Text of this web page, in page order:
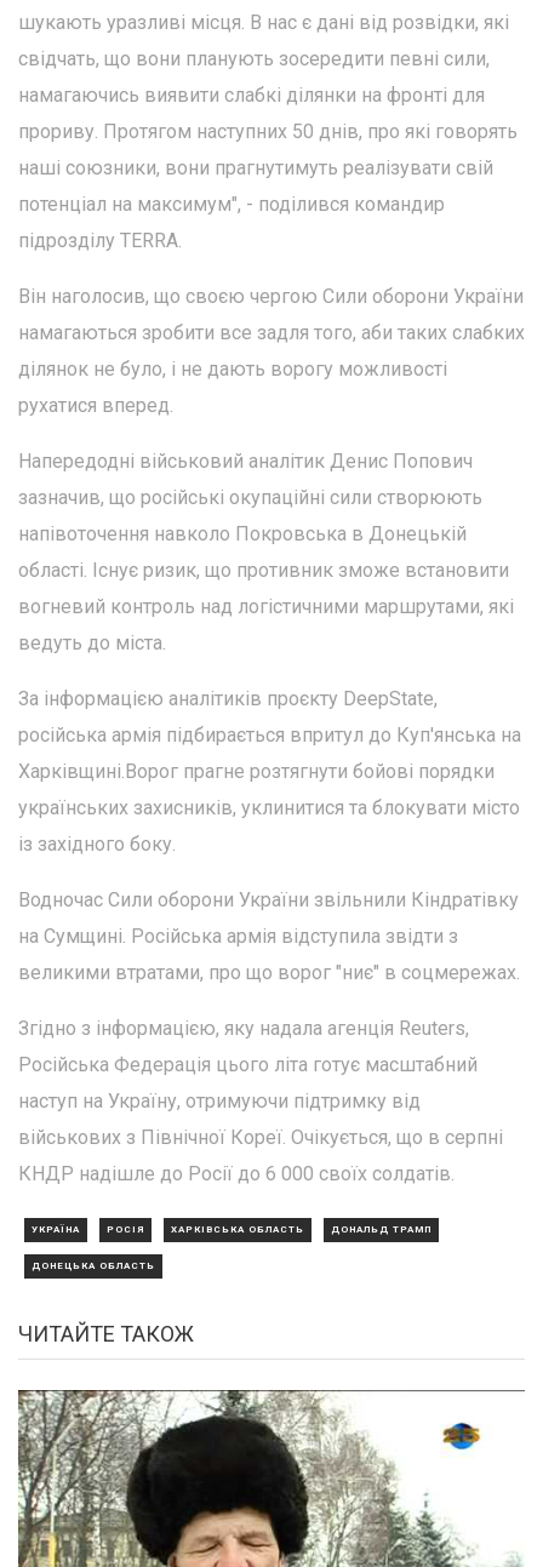
шукають уразливі місця. В нас є дані від розвідки, які
свідчать, що вони планують зосередити певні сили,
намагаючись виявити слабкі ділянки на фронті для
прориву. Протягом наступних 50 днів, про які говорять
наші союзники, вони прагнутимуть реалізувати свій
потенціал на максимум", - поділився командир
підрозділу TERRA.
Він наголосив, що своєю чергою Сили оборони України
намагаються зробити все задля того, аби таких слабких
ділянок не було, і не дають ворогу можливості
рухатися вперед.
Напередодні військовий аналітик Денис Попович
зазначив, що російські окупаційні сили створюють
напівоточення навколо Покровська в Донецькій
області. Існує ризик, що противник зможе встановити
вогневий контроль над логістичними маршрутами, які
ведуть до міста.
За інформацією аналітиків проєкту DeepState,
російська армія підбирається впритул до Куп'янська на
Харківщині.Ворог прагне розтягнути бойові порядки
українських захисників, уклинитися та блокувати місто
із західного боку.
Водночас Сили оборони України звільнили Кіндратівку
на Сумщині. Російська армія відступила звідти з
великими втратами, про що ворог "ниє" в соцмережах.
Згідно з інформацією, яку надала агенція Reuters,
Російська Федерація цього літа готує масштабний
наступ на Україну, отримуючи підтримку від
військових з Північної Кореї. Очікується, що в серпні
КНДР надішле до Росії до 6 000 своїх солдатів.
УКРАЇНА РОСІЯ ХАРКІВСЬКА ОБЛАСТЬ ДОНАЛЬД ТРАМП
ДОНЕЦЬКА ОБЛАСТЬ
ЧИТАЙТЕ ТАКОЖ